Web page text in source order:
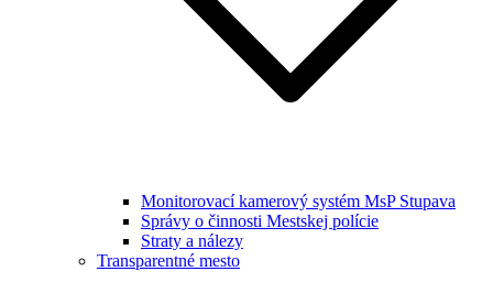
Monitorovací kamerový systém MsP Stupava
Správy o činnosti Mestskej polície
Straty a nálezy
Transparentné mesto